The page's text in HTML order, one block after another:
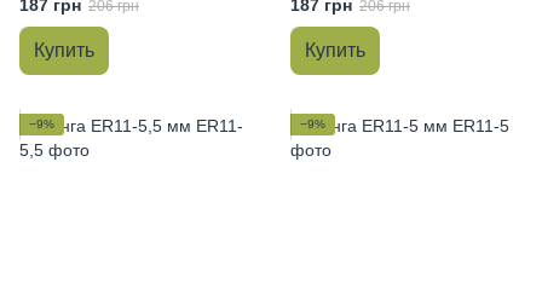
187 грн 206 грн
Купить
187 грн 206 грн
Купить
−9% −9%